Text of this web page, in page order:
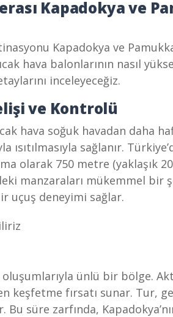
Kapadokya ve
Kapadokya ve
hava balonlarının nasıl
inceleyeceğiz.
ve Kontrolü
hava soğuk havadan daha
ısıtılmasıyla sağlanır.
olarak 750 metre (yaklaşık
manzaraları mükemmel bir
uçuş deneyimi sağlar.
ünlü bir bölge.
keşfetme fırsatı sunar. Tur,
süre zarfında,